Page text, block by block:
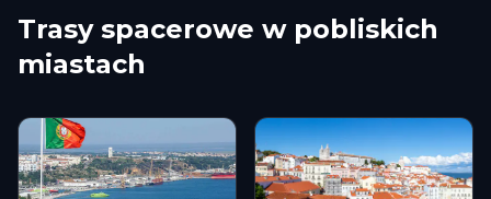
Trasy spacerowe w pobliskich
miastach